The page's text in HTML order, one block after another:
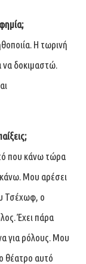
Η τωρινή
να δοκιμαστώ.
που κάνω τώρα
Μου αρέσει
Τσέχωφ, ο
Έχει πάρα
για ρόλους. Μου
θέατρο αυτό